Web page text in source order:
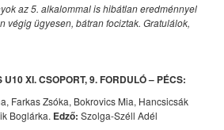
az 5. alkalommal is hibátlan eredménnyel
végig ügyesen, bátran fociztak. Gratulálok,
XI. CSOPORT, 9. FORDULÓ – PÉCS:
Farkas Zsóka, Bokrovics Mia, Hancsicsák
Boglárka. Edző: Szolga-Széll Adél